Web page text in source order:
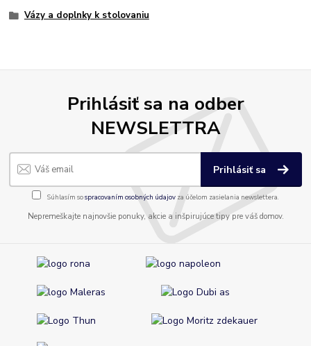
Vázy a doplnky k stolovaniu
Prihlásiť sa na odber
NEWSLETTRA
Prihlásiť sa
Súhlasím sospracovaním osobných údajov za účelom zasielania newslettera.
Nepremeškajte najnovšie ponuky, akcie a inšpirujúce tipy pre váš domov.